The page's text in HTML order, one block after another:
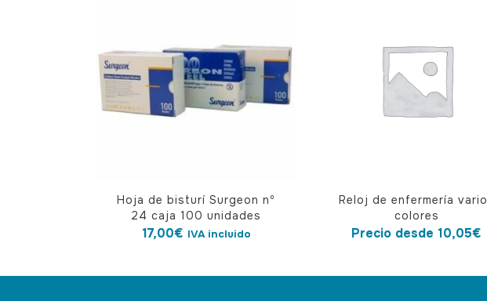
Hoja de bisturí Surgeon nº
24 caja 100 unidades
17,00€ IVA incluido
producto
Reloj de enfermería
colores
Precio desde 10,05€